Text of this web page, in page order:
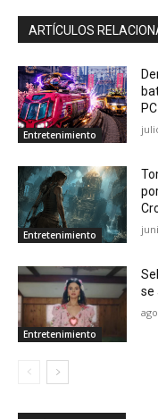
ARTÍCULOS
Entretenimiento
Entretenimiento
Entretenimiento
se